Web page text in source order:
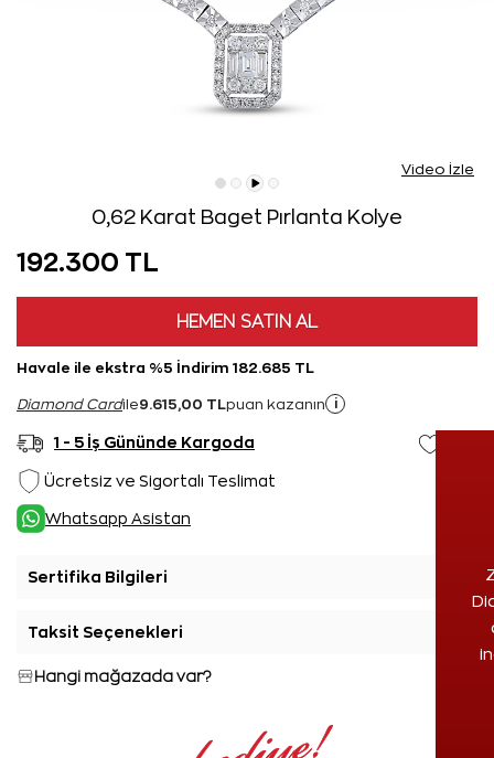
Video İzle
0,62 Karat Baget Pırlanta Kolye
192.300 TL
HEMEN SATIN AL
Havale ile ekstra %5 İndirim 182.685 TL
Diamond Cardile9.615,00 TL puan kazanın i
1 - 5 İş Gününde Kargoda
Ücretsiz ve Sigortalı Teslimat
Whatsapp Asistan
Sertifika Bilgileri
Taksit Seçenekleri
Hangi mağazada var?